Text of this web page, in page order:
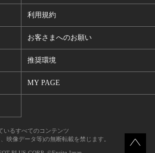
利用規約
お客さまへのお願い
推奨環境
MY PAGE
いるすべてのコンテンツ
映像データ等)の無断転載を禁じます。